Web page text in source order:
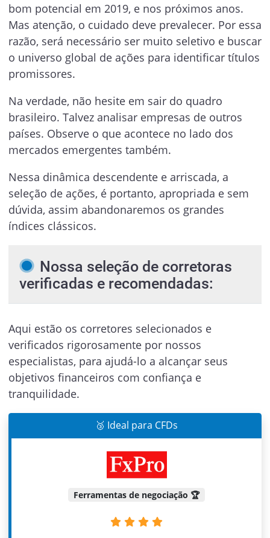
bom potencial em 2019, e nos próximos anos.
Mas atenção, o cuidado deve prevalecer. Por essa
razão, será necessário ser muito seletivo e buscar
o universo global de ações para identificar títulos
promissores.
Na verdade, não hesite em sair do quadro
brasileiro. Talvez analisar empresas de outros
países. Observe o que acontece no lado dos
mercados emergentes também.
Nessa dinâmica descendente e arriscada, a
seleção de ações, é portanto, apropriada e sem
dúvida, assim abandonaremos os grandes
índices clássicos.
Nossa seleção de corretoras
verificadas e recomendadas:
Aqui estão os corretores selecionados e
verificados rigorosamente por nossos
especialistas, para ajudá-lo a alcançar seus
objetivos financeiros com confiança e
tranquilidade.
🥉 Ideal para CFDs
Ferramentas de negociação 🏆